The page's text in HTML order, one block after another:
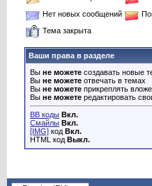
Нет новых сообщений
Тема закрыта
Ваши права в разделе
Вы не можете создавать новые
Вы не можете отвечать в темах
Вы не можете прикреплять
Вы не можете редактировать
BB коды Вкл.
Смайлы Вкл.
[IMG] код Вкл.
HTML код Выкл.